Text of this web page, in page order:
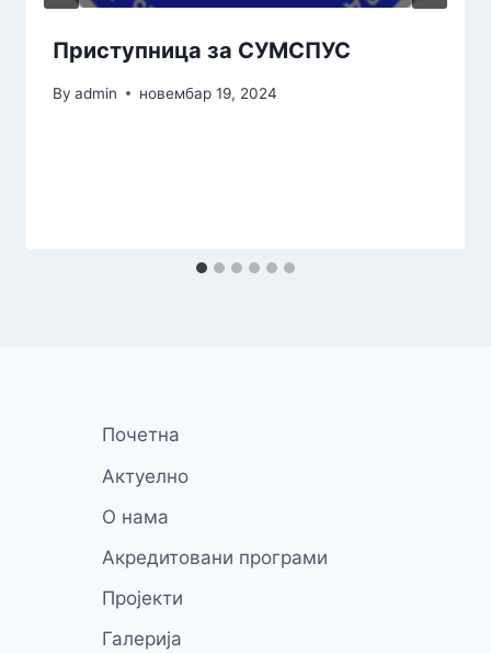
Приступница за СУМСПУС
By admin новембар 19, 2024
Почетна
Актуелно
О нама
Акредитовани програми
Пројекти
Галерија